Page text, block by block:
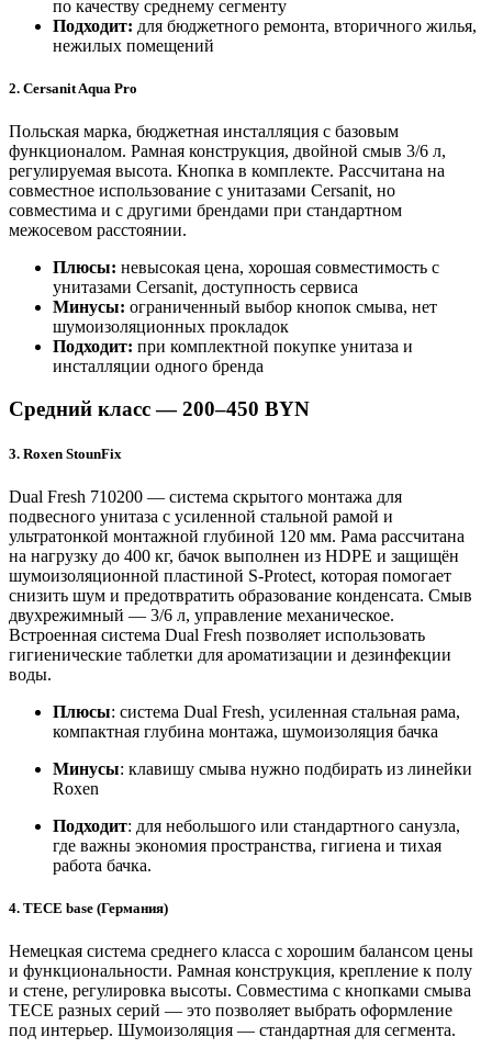
по качеству среднему сегменту
Подходит: для бюджетного ремонта, вторичного жилья,
нежилых помещений
2. Cersanit Aqua Pro
Польская марка, бюджетная инсталляция с базовым
функционалом. Рамная конструкция, двойной смыв 3/6 л,
регулируемая высота. Кнопка в комплекте. Рассчитана на
совместное использование с унитазами Cersanit, но
совместима и с другими брендами при стандартном
межосевом расстоянии.
Плюсы: невысокая цена, хорошая совместимость с
унитазами Cersanit, доступность сервиса
Минусы: ограниченный выбор кнопок смыва, нет
шумоизоляционных прокладок
Подходит: при комплектной покупке унитаза и
инсталляции одного бренда
Средний класс — 200–450 BYN
3. Roxen StounFix
Dual Fresh 710200 — система скрытого монтажа для
подвесного унитаза с усиленной стальной рамой и
ультратонкой монтажной глубиной 120 мм. Рама рассчитана
на нагрузку до 400 кг, бачок выполнен из HDPE и защищён
шумоизоляционной пластиной S-Protect, которая помогает
снизить шум и предотвратить образование конденсата. Смыв
двухрежимный — 3/6 л, управление механическое.
Встроенная система Dual Fresh позволяет использовать
гигиенические таблетки для ароматизации и дезинфекции
воды.
Плюсы: система Dual Fresh, усиленная стальная рама,
компактная глубина монтажа, шумоизоляция бачка
Минусы: клавишу смыва нужно подбирать из линейки
Roxen
Подходит: для небольшого или стандартного санузла,
где важны экономия пространства, гигиена и тихая
работа бачка.
4. TECE base (Германия)
Немецкая система среднего класса с хорошим балансом цены
и функциональности. Рамная конструкция, крепление к полу
и стене, регулировка высоты. Совместима с кнопками смыва
TECE разных серий — это позволяет выбрать оформление
под интерьер. Шумоизоляция — стандартная для сегмента.